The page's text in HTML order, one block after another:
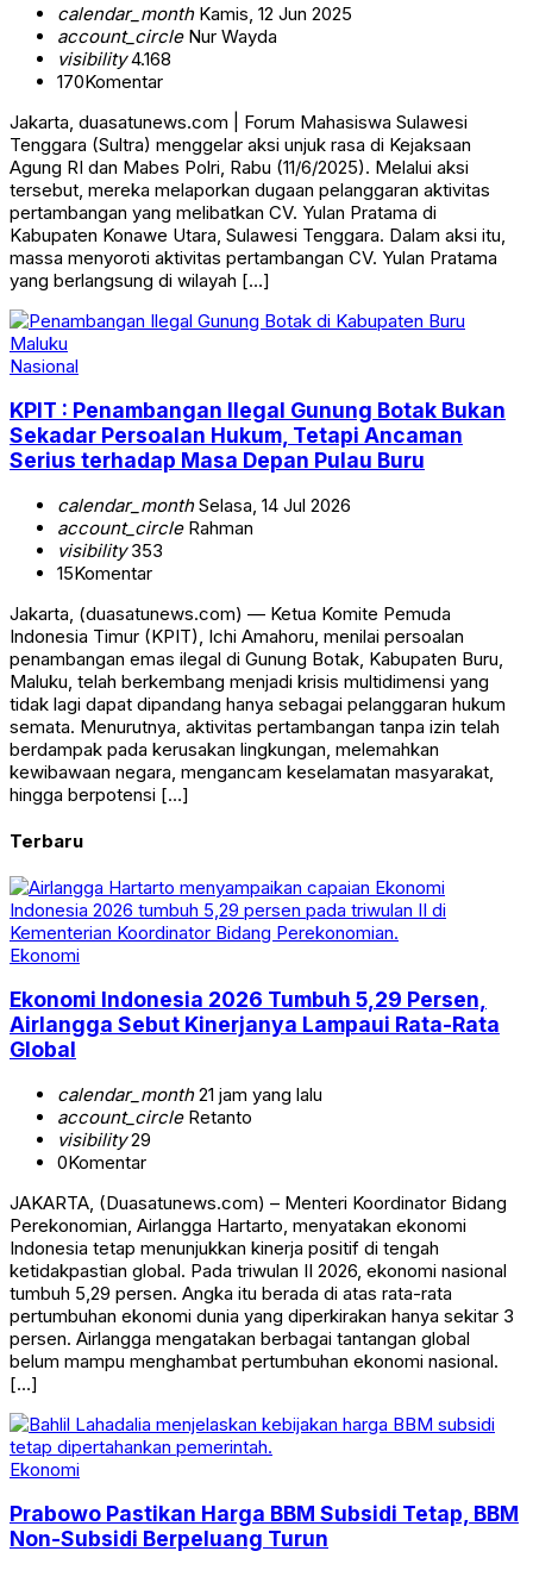
calendar_monthKamis, 12 Jun 2025
account_circleNur Wayda
visibility4.168
170Komentar
Jakarta, duasatunews.com | Forum Mahasiswa Sulawesi
Tenggara (Sultra) menggelar aksi unjuk rasa di Kejaksaan
Agung RI dan Mabes Polri, Rabu (11/6/2025). Melalui aksi
tersebut, mereka melaporkan dugaan pelanggaran aktivitas
pertambangan yang melibatkan CV. Yulan Pratama di
Kabupaten Konawe Utara, Sulawesi Tenggara. Dalam aksi itu,
massa menyoroti aktivitas pertambangan CV. Yulan Pratama
yang berlangsung di wilayah […]
Nasional
KPIT : Penambangan Ilegal Gunung Botak Bukan
Sekadar Persoalan Hukum, Tetapi Ancaman
Serius terhadap Masa Depan Pulau Buru
calendar_monthSelasa, 14 Jul 2026
account_circleRahman
visibility353
15Komentar
Jakarta, (duasatunews.com) — Ketua Komite Pemuda
Indonesia Timur (KPIT), Ichi Amahoru, menilai persoalan
penambangan emas ilegal di Gunung Botak, Kabupaten Buru,
Maluku, telah berkembang menjadi krisis multidimensi yang
tidak lagi dapat dipandang hanya sebagai pelanggaran hukum
semata. Menurutnya, aktivitas pertambangan tanpa izin telah
berdampak pada kerusakan lingkungan, melemahkan
kewibawaan negara, mengancam keselamatan masyarakat,
hingga berpotensi […]
Terbaru
Ekonomi
Ekonomi Indonesia 2026 Tumbuh 5,29 Persen,
Airlangga Sebut Kinerjanya Lampaui Rata-Rata
Global
calendar_month21 jam yang lalu
account_circleRetanto
visibility29
0Komentar
JAKARTA, (Duasatunews.com) – Menteri Koordinator Bidang
Perekonomian, Airlangga Hartarto, menyatakan ekonomi
Indonesia tetap menunjukkan kinerja positif di tengah
ketidakpastian global. Pada triwulan II 2026, ekonomi nasional
tumbuh 5,29 persen. Angka itu berada di atas rata-rata
pertumbuhan ekonomi dunia yang diperkirakan hanya sekitar 3
persen. Airlangga mengatakan berbagai tantangan global
belum mampu menghambat pertumbuhan ekonomi nasional.
[…]
Ekonomi
Prabowo Pastikan Harga BBM Subsidi Tetap, BBM
Non-Subsidi Berpeluang Turun